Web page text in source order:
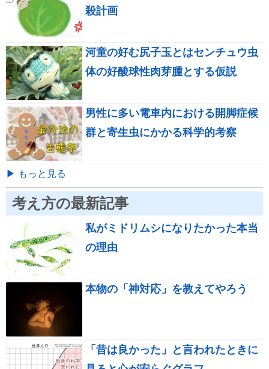
殺計画
河童の好む尻子玉とはセンチュウ虫
体の好酸球性肉芽腫とする仮説
男性に多い電車内における開脚症候
群と寄生虫にかかる科学的考察
▶ もっと見る
考え方の最新記事
私がミドリムシになりたかった本当
の理由
本物の「神対応」を教えてやろう
「昔は良かった」と言われたときに